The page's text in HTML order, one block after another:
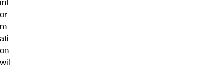
inf
or
m
ati
on
wil